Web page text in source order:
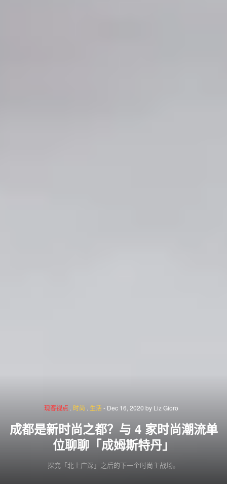
现客视点 时尚 生活- Dec 16, 2020 by Liz Gioro
成都是新时尚之都？与 4 家时尚潮流单
位聊聊「成姆斯特丹」
探究「北上广深」之后的下一个时尚主战场。